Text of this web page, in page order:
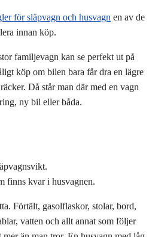
för släpvagn och husvagn en av de
innan köp.
familjevagn kan se perfekt ut på
köp om bilen bara får dra en lägre
Då står man där med en vagn
ny bil eller båda.
finns kvar i husvagnen.
Förtält, gasolflaskor, stolar, bord,
vatten och allt annat som följer